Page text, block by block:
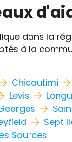
dans la
à la
Chicoutimi
Levis
Sept
Sources